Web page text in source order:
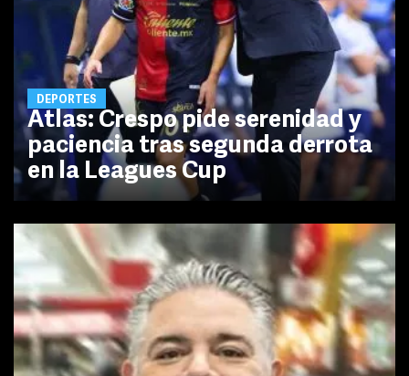
DEPORTES
Atlas: Crespo pide serenidad y
paciencia tras segunda derrota
en la Leagues Cup